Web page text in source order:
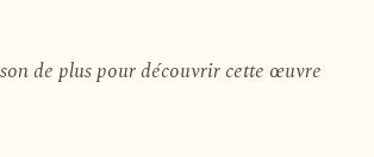
de plus pour découvrir cette œuvre